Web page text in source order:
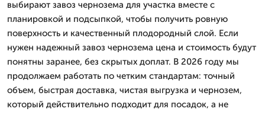
выбирают завоз чернозема для участка вместе с
планировкой и подсыпкой, чтобы получить ровную
поверхность и качественный плодородный слой. Если
нужен надежный завоз чернозема цена и стоимость будут
понятны заранее, без скрытых доплат. В 2026 году мы
продолжаем работать по четким стандартам: точный
объем, быстрая доставка, чистая выгрузка и чернозем,
который действительно подходит для посадок, а не